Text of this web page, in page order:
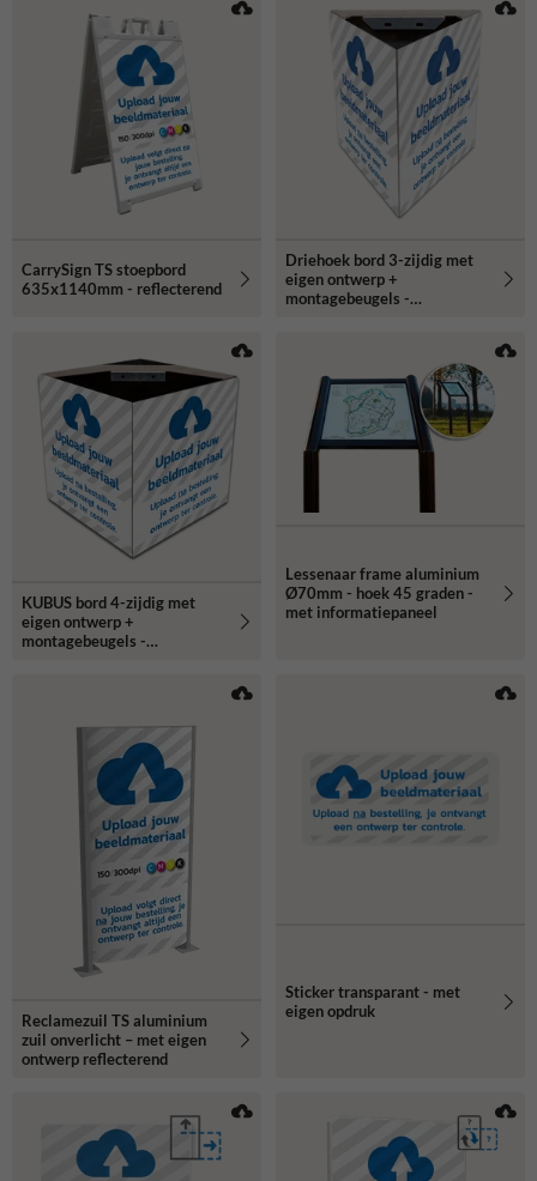
CarrySign TS stoepbord
635x1140mm - reflecterend
Driehoek bord 3-zijdig met
eigen ontwerp +
montagebeugels -
KUBUS bord 4-zijdig met
eigen ontwerp +
montagebeugels -
Lessenaar frame aluminium
Ø70mm - hoek 45 graden -
met informatiepaneel
Reclamezuil TS aluminium
zuil onverlicht – met eigen
ontwerp reflecterend
Sticker transparant - met
eigen opdruk